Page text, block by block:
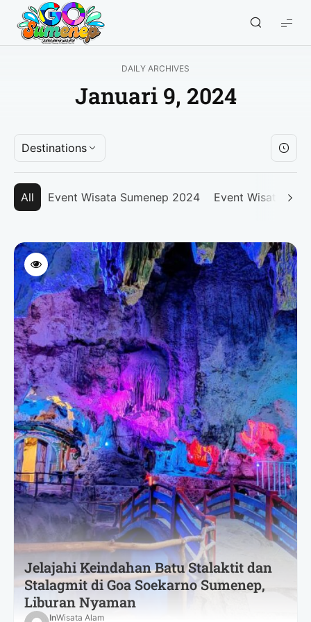
GO
Sumenep
DAILY ARCHIVES
Januari 9, 2024
Destinations
All Event Wisata Sumenep 2024 Event Wisata
Jelajahi Keindahan Batu Stalaktit dan
Stalagmit di Goa Soekarno Sumenep,
Liburan Nyaman
InWisata Alam